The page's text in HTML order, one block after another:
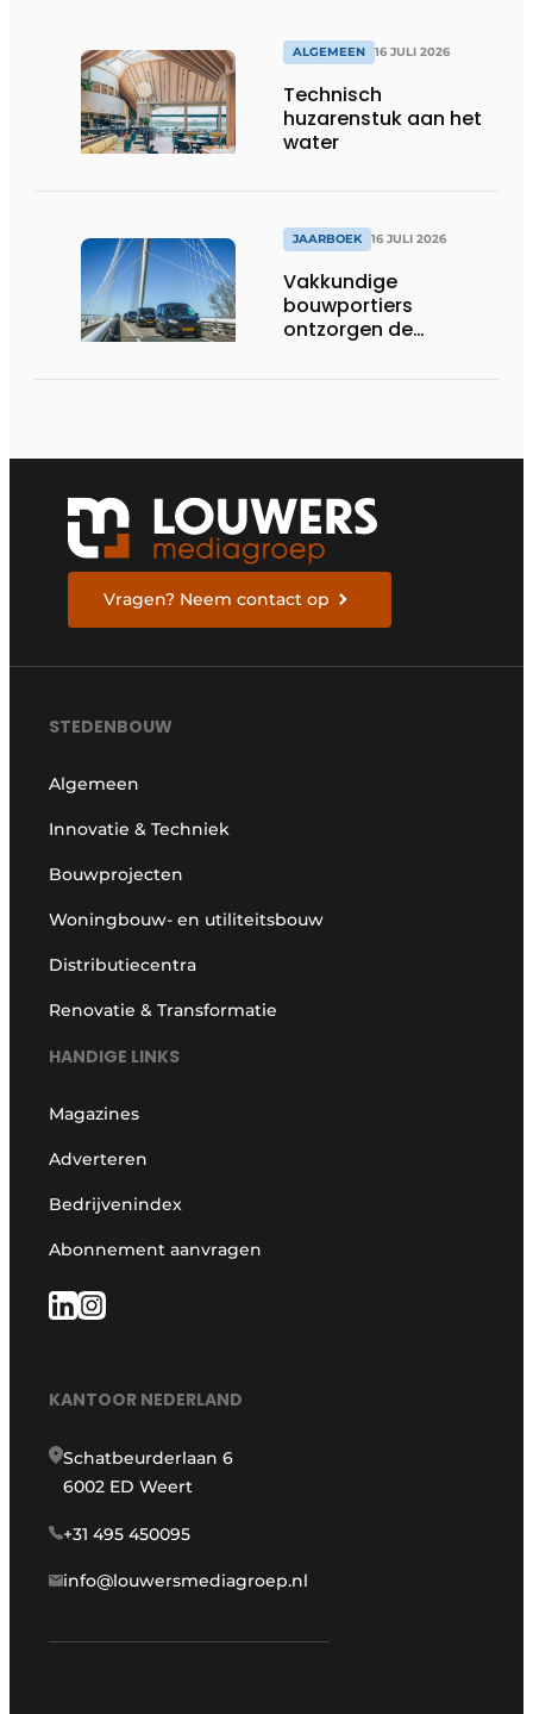
ALGEMEEN 16 JULI 2026
Technisch
huzarenstuk aan het
water
JAARBOEK 16 JULI 2026
Vakkundige
bouwportiers
ontzorgen de
Vragen? Neem contact op
STEDENBOUW
Algemeen
Innovatie & Techniek
Bouwprojecten
Woningbouw- en utiliteitsbouw
Distributiecentra
Renovatie & Transformatie
HANDIGE LINKS
Magazines
Adverteren
Bedrijvenindex
Abonnement aanvragen
KANTOOR NEDERLAND
Schatbeurderlaan 6
6002 ED Weert
+31 495 450095
info@louwersmediagroep.nl